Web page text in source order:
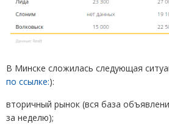
В Минске сложилась следующая
по ссылке:):
вторичный рынок (вся база
за неделю);